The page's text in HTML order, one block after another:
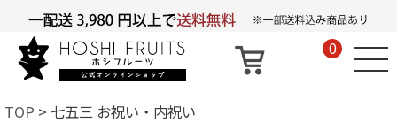
0
TOP 七五三 お祝い・内祝い